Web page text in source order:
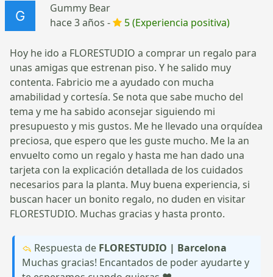
Gummy Bear
hace 3 años -
5 (Experiencia positiva)
Hoy he ido a FLORESTUDIO a comprar un regalo para
unas amigas que estrenan piso. Y he salido muy
contenta. Fabricio me a ayudado con mucha
amabilidad y cortesía. Se nota que sabe mucho del
tema y me ha sabido aconsejar siguiendo mi
presupuesto y mis gustos. Me he llevado una orquídea
preciosa, que espero que les guste mucho. Me la an
envuelto como un regalo y hasta me han dado una
tarjeta con la explicación detallada de los cuidados
necesarios para la planta. Muy buena experiencia, si
buscan hacer un bonito regalo, no duden en visitar
FLORESTUDIO. Muchas gracias y hasta pronto.
Respuesta de FLORESTUDIO | Barcelona
Muchas gracias! Encantados de poder ayudarte y